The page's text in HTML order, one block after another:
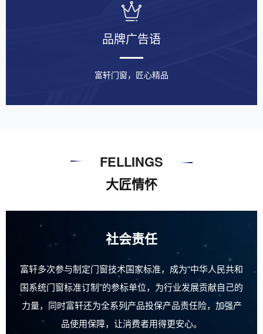
品牌广告语
富轩门窗，匠心精品
FELLINGS
大匠情怀
社会责任
富轩多次参与制定门窗技术国家标准，成为“中华人民共和
国系统门窗标准订制”的参标单位，为行业发展贡献自己的
力量，同时富轩还为全系列产品投保产品责任险，加强产
品使用保障，让消费者用得更安心。